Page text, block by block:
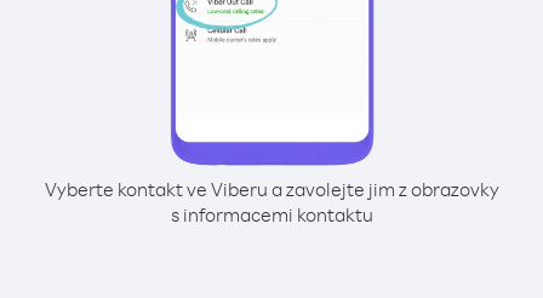
Vyberte kontakt ve Viberu a zavolejte jim z obrazovky
s informacemi kontaktu